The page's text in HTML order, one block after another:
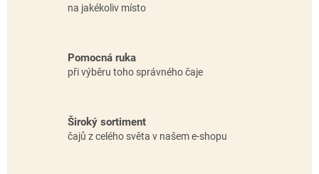
na jakékoliv místo
Pomocná ruka
při výběru toho správného čaje
Široký sortiment
čajů z celého světa v našem e-shopu